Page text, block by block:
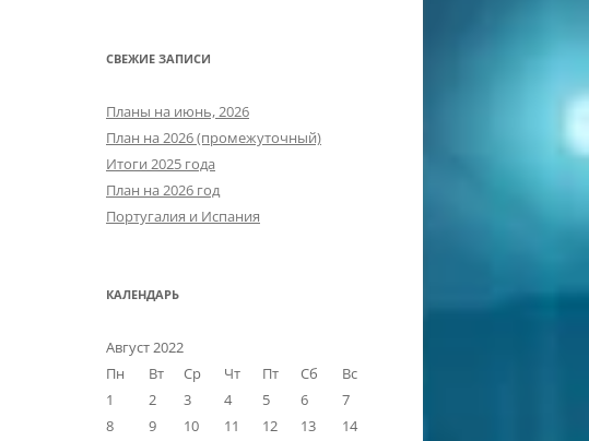
СВЕЖИЕ ЗАПИСИ
Планы на июнь, 2026
План на 2026 (промежуточный)
Итоги 2025 года
План на 2026 год
Португалия и Испания
КАЛЕНДАРЬ
Август 2022
Пн
Вт Ср Чт Пт Сб
Вс
1
2 3 4 5 6
7
8
9 10 11 12 13
14